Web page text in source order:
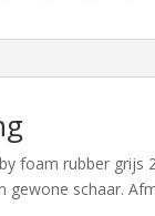
foam rubber grijs
gewone schaar.